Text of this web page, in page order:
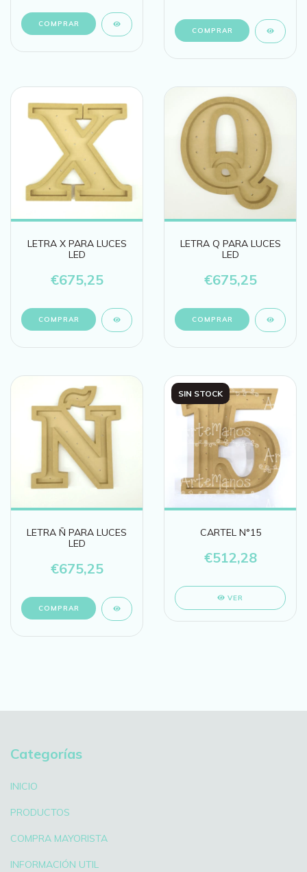
LETRA X PARA LUCES
LED
€675,25
LETRA Q PARA LUCES
LED
€675,25
LETRA Ñ PARA LUCES
LED
€675,25
SIN STOCK
CARTEL N°15
€512,28
VER
Categorías
INICIO
PRODUCTOS
COMPRA MAYORISTA
INFORMACIÓN UTIL